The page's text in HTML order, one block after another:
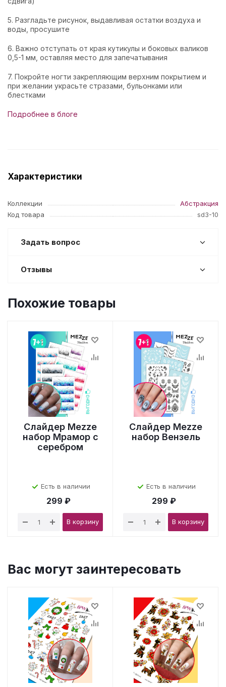
5. Разгладьте рисунок, выдавливая остатки воздуха и
воды, просушите
6. Важно отступать от края кутикулы и боковых валиков
0,5-1 мм, оставляя место для запечатывания
7. Покройте ногти закрепляющим верхним покрытием и
при желании украсьте стразами, бульонками или
блестками
Подробнее в блоге
Характеристики
Коллекции
Абстракция
Код товара
sd3-10
Задать вопрос
Отзывы
Похожие товары
Слайдер Mezze
набор Мрамор с
серебром
Есть в наличии
299 ₽
В корзину
Слайдер Mezze
набор Вензель
Есть в наличии
299 ₽
В корзину
Вас могут заинтересовать